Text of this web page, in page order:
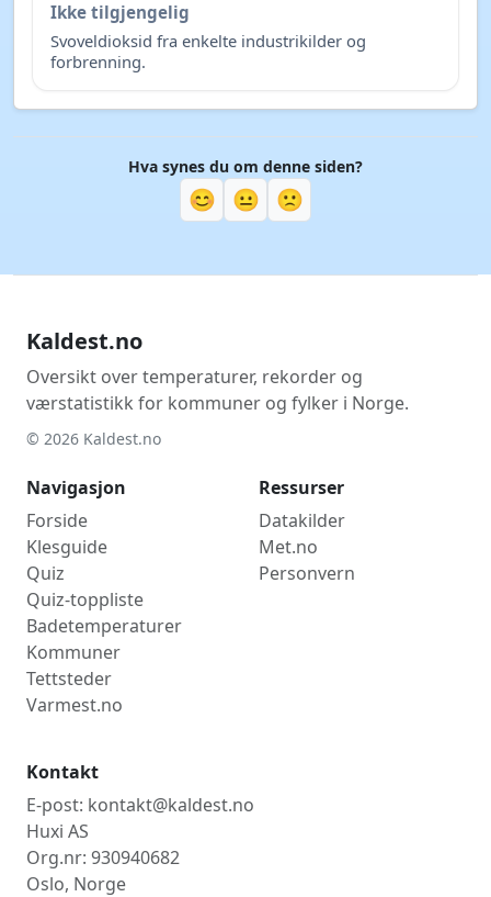
Ikke tilgjengelig
Svoveldioksid fra enkelte industrikilder og
forbrenning.
Hva synes du om denne siden?
😊 😐 🙁
Kaldest.no
Oversikt over temperaturer, rekorder og
værstatistikk for kommuner og fylker i Norge.
© 2026 Kaldest.no
Navigasjon
Forside
Klesguide
Quiz
Quiz-toppliste
Badetemperaturer
Kommuner
Tettsteder
Varmest.no
Ressurser
Datakilder
Met.no
Personvern
Kontakt
E-post: kontakt@kaldest.no
Huxi AS
Org.nr: 930940682
Oslo, Norge